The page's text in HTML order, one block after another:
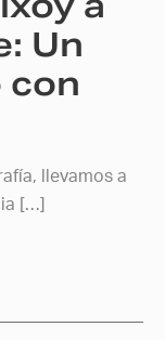
Un
con
llevamos a
[…]